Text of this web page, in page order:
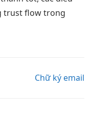
trust flow trong
Chữ ký email